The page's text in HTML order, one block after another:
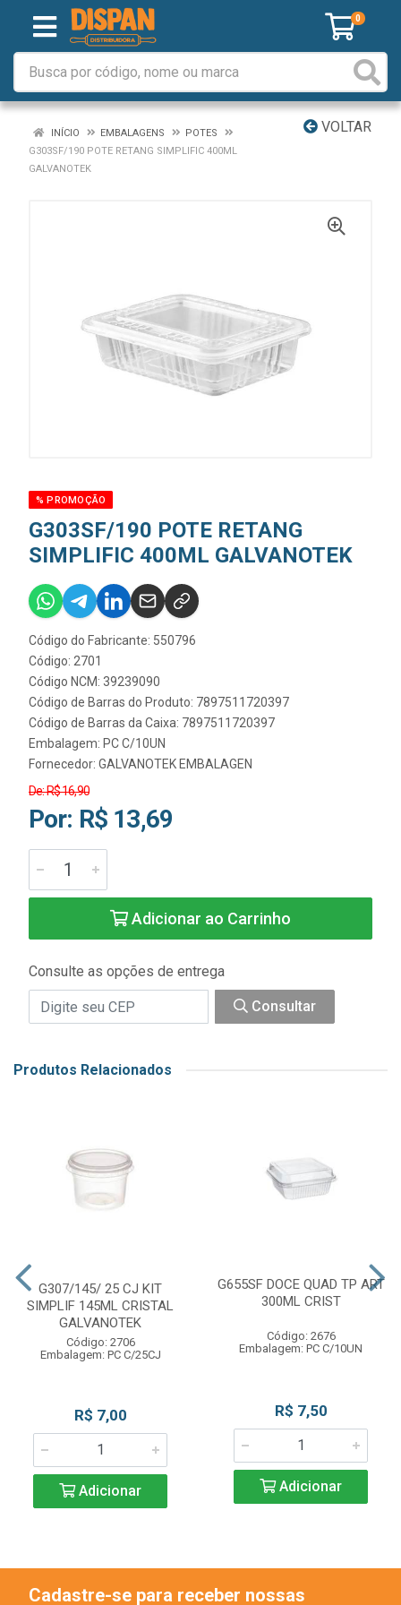
0
VOLTAR
INÍCIO EMBALAGENS
POTES
G303SF/190 POTE RETANG SIMPLIFIC 400ML
GALVANOTEK
% PROMOÇÃO
G303SF/190 POTE RETANG
SIMPLIFIC 400ML GALVANOTEK
Código do Fabricante: 550796
Código: 2701
Código NCM: 39239090
Código de Barras do Produto: 7897511720397
Código de Barras da Caixa: 7897511720397
Embalagem: PC C/10UN
Fornecedor: GALVANOTEK EMBALAGEN
De: R$ 16,90
Por: R$ 13,69
Adicionar ao Carrinho
Consulte as opções de entrega
Consultar
Produtos Relacionados
G307/145/ 25 CJ KIT
SIMPLIF 145ML CRISTAL
GALVANOTEK
Código: 2706
Embalagem: PC C/25CJ
R$ 7,00
Adicionar
G655SF DOCE QUAD TP ART
300ML CRIST
Código: 2676
Embalagem: PC C/10UN
R$ 7,50
Adicionar
Cadastre-se para receber nossas